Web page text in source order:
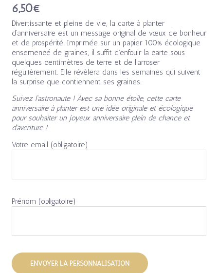
6,50€
Divertissante et pleine de vie, la carte à planter
d’anniversaire est un message original de vœux de bonheur
et de prospérité. Imprimée sur un papier 100% écologique
ensemencé de graines, il suffit d’enfouir la carte sous
quelques centimètres de terre et de l’arroser
régulièrement. Elle révèlera dans les semaines qui suivent
la surprise que contiennent ses graines.
Suivez l’astronaute ! Avec sa bonne étoile, cette carte
anniversaire à planter est une idée originale et écologique
pour souhaiter un joyeux anniversaire plein de chance et
d’aventure !
Votre email (obligatoire)
Prénom (obligatoire)